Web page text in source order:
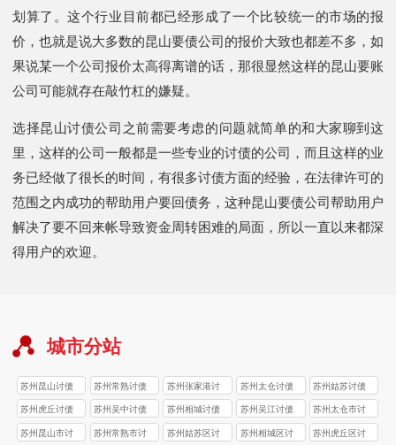
划算了。这个行业目前都已经形成了一个比较统一的市场的报
价，也就是说大多数的昆山要债公司的报价大致也都差不多，如
果说某一个公司报价太高得离谱的话，那很显然这样的昆山要账
公司可能就存在敲竹杠的嫌疑。
选择昆山讨债公司之前需要考虑的问题就简单的和大家聊到这
里，这样的公司一般都是一些专业的讨债的公司，而且这样的业
务已经做了很长的时间，有很多讨债方面的经验，在法律许可的
范围之内成功的帮助用户要回债务，这种昆山要债公司帮助用户
解决了要不回来帐导致资金周转困难的局面，所以一直以来都深
得用户的欢迎。
城市分站
苏州昆山讨债
公司
苏州常熟讨债
公司
苏州张家港讨
债公司
苏州太仓讨债
公司
苏州姑苏讨债
公司
苏州虎丘讨债
公司
苏州吴中讨债
公司
苏州相城讨债
公司
苏州吴江讨债
公司
苏州太仓市讨
债公司
苏州昆山市讨
苏州常熟市讨
苏州姑苏区讨
苏州相城区讨
苏州虎丘区讨